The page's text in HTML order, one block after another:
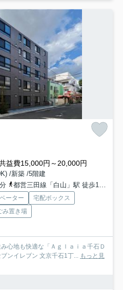
益費15,000円～20,000円
/新築 /5階建
都営三田線「白山」駅 徒歩13分
ーター
宅配ボックス
み置き場
心地も快適な「Ａｇｌａｉａ千石Ｄ
ンイレブン 文京千石1丁... もっと見